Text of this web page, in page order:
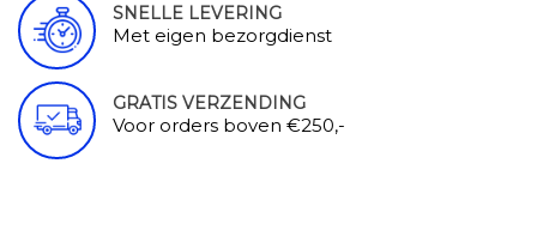
SNELLE LEVERING
Met eigen bezorgdienst
GRATIS VERZENDING
Voor orders boven €250,-